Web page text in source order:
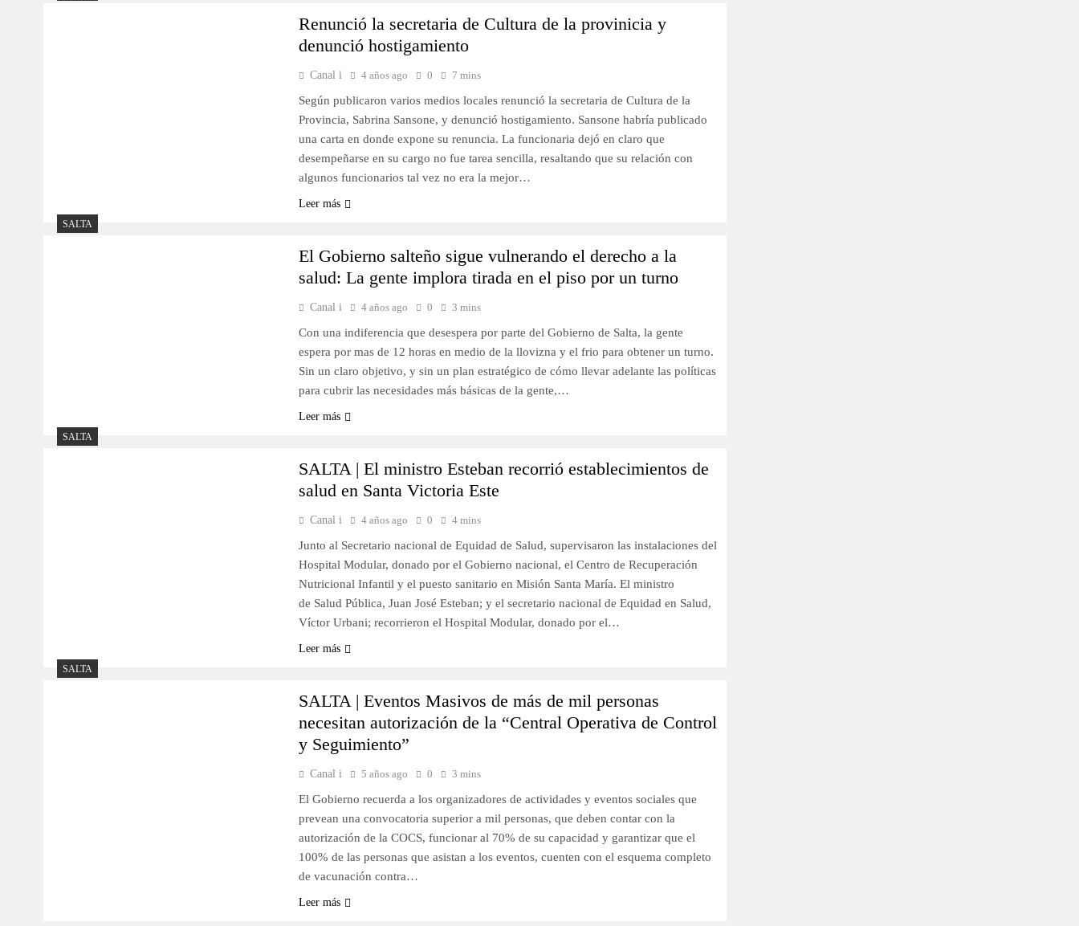
Renunció la secretaria de Cultura de la provinicia y
denunció hostigamiento
Canal i 4 años ago 0 7 mins
Según publicaron varios medios locales renunció la secretaria de Cultura de la
Provincia, Sabrina Sansone, y denunció hostigamiento. Sansone habría publicado
una carta en donde expone su renuncia. La funcionaria dejó en claro que
desempeñarse en su cargo no fue tarea sencilla, resaltando que su relación con
algunos funcionarios tal vez no era la mejor…
Leer más
SALTA
El Gobierno salteño sigue vulnerando el derecho a la
salud: La gente implora tirada en el piso por un turno
Canal i 4 años ago 0 3 mins
Con una indiferencia que desespera por parte del Gobierno de Salta, la gente
espera por mas de 12 horas en medio de la llovizna y el frio para obtener un turno.
Sin un claro objetivo, y sin un plan estratégico de cómo llevar adelante las políticas
para cubrir las necesidades más básicas de la gente,…
Leer más
SALTA
SALTA | El ministro Esteban recorrió establecimientos de
salud en Santa Victoria Este
Canal i 4 años ago 0 4 mins
Junto al Secretario nacional de Equidad de Salud, supervisaron las instalaciones del
Hospital Modular, donado por el Gobierno nacional, el Centro de Recuperación
Nutricional Infantil y el puesto sanitario en Misión Santa María. El ministro
de Salud Pública, Juan José Esteban; y el secretario nacional de Equidad en Salud,
Víctor Urbani; recorrieron el Hospital Modular, donado por el…
Leer más
SALTA
SALTA | Eventos Masivos de más de mil personas
necesitan autorización de la “Central Operativa de Control
y Seguimiento”
Canal i 5 años ago 0 3 mins
El Gobierno recuerda a los organizadores de actividades y eventos sociales que
prevean una convocatoria superior a mil personas, que deben contar con la
autorización de la COCS, funcionar al 70% de su capacidad y garantizar que el
100% de las personas que asistan a los eventos, cuenten con el esquema completo
de vacunación contra…
Leer más